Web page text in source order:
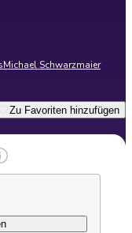
Michael Schwarzmaier
Zu Favoriten hinzufügen